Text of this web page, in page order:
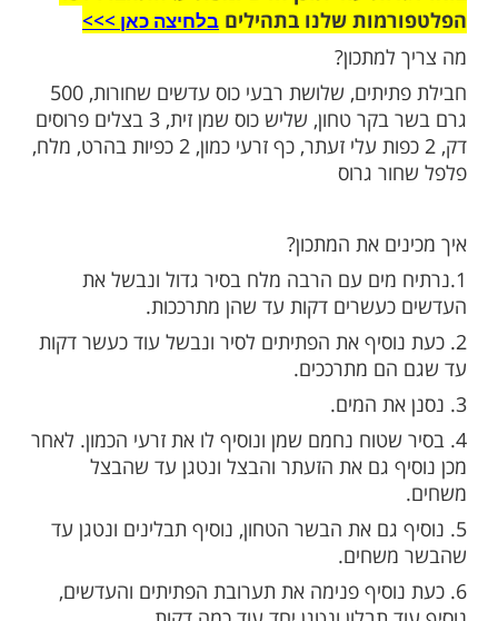
למג'דרה פתיתים יחד עם בשר טחון
שלנו בתהילים
חבילת פתיתים, שלושת רבעי כוס עדשים שחורות, 500
גרם בשר בקר טחון, שליש כוס שמן זית, 3 בצלים פרוסים
גרוס
את המתכון?
מים עם הרבה מלח בסיר גדול ונבשל את
דקות עד שהן מתרככות.